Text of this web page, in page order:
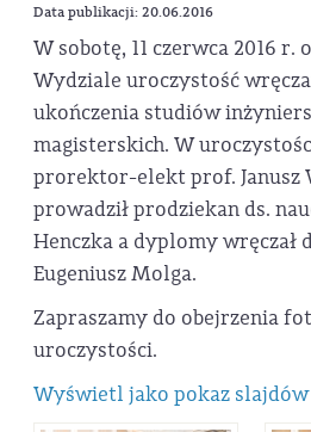
Data publikacji: 20.06.2016
W sobotę, 11 czerwca 2016 r.
Wydziale uroczystość
ukończenia studiów
magisterskich. W
prorektor-elekt prof. Janusz
prowadził prodziekan ds.
Henczka a dyplomy wręczał
Eugeniusz Molga.
Zapraszamy do obejrzenia
uroczystości.
Wyświetl jako pokaz slajdów